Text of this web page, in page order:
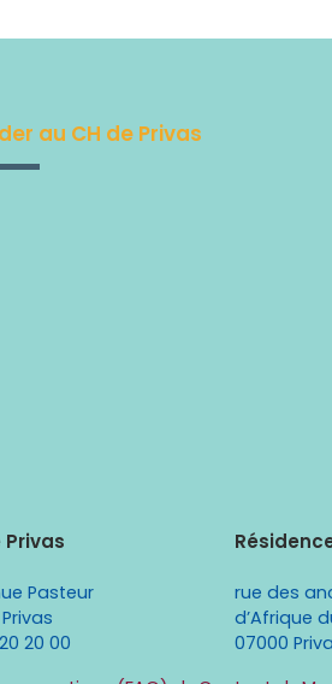
au CH de Privas
Privas
Pasteur
20 00
rue des
d’Afrique
07000